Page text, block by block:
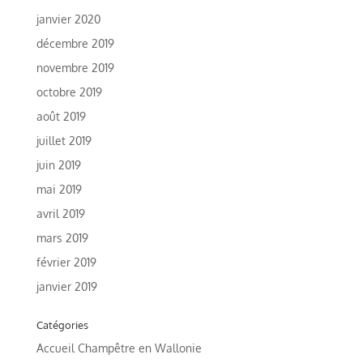
janvier 2020
décembre 2019
novembre 2019
octobre 2019
août 2019
juillet 2019
juin 2019
mai 2019
avril 2019
mars 2019
février 2019
janvier 2019
Catégories
Accueil Champêtre en Wallonie